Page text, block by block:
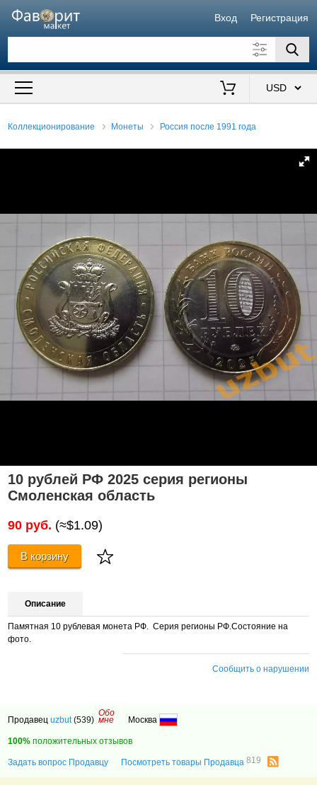
Вход Регистрация
Искать также в описании
Коллекционирование Монеты Россия после 1991 года
10 рублей РФ 2025 серия регионы
Смоленская область
90 руб. (≈$1.09)
В корзину
Описание
Памятная 10 рублевая монета РФ. Серия регионы РФ.Состояние на
фото.
Сообщить о нарушении
Продавецuzbut (539)
Обо
мне Москва
100% положительных отзывов
Задать вопрос Продавцу Посмотреть товары Продавца819